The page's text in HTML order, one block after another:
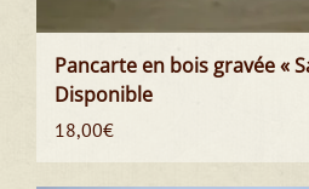
Pancarte en bois gravée «
Disponible
18,00€